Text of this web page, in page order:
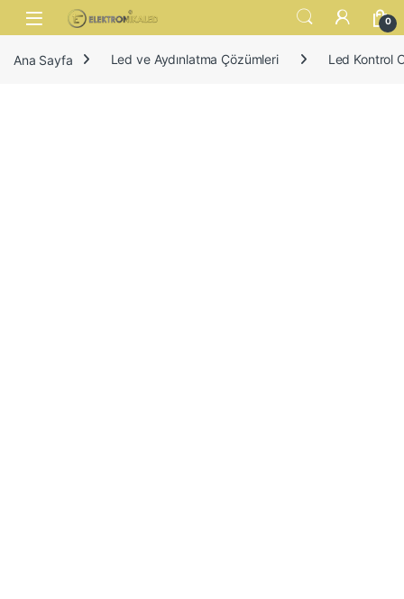
Skip to navigation
Skip to content
Open 0
Ana Sayfa Led ve Aydınlatma Çözümleri Led Kontrol